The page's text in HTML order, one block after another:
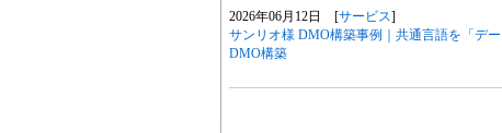
2026年06月12日 [サービス]
サンリオ様 DMO構築事例｜共通言語を「デ
DMO構築